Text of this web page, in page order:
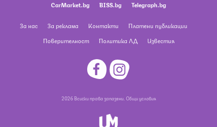
CarMarket.bg
BISS.bg Telegraph.bg
За нас За реклама Контакти
Платени публикации
Поверителност
Политика ЛД Известия
2026 Всички права запазени. Общи условия